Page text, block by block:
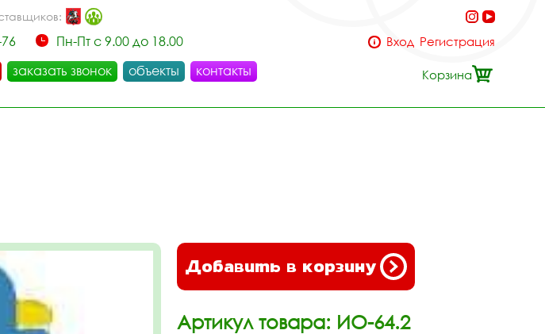
Пн-Пт с 9.00 до 18.00
заказать звонок объекты контакты
Вход Регистрация
Корзина
Добавить в корзину
Артикул товара: ИО-64.2